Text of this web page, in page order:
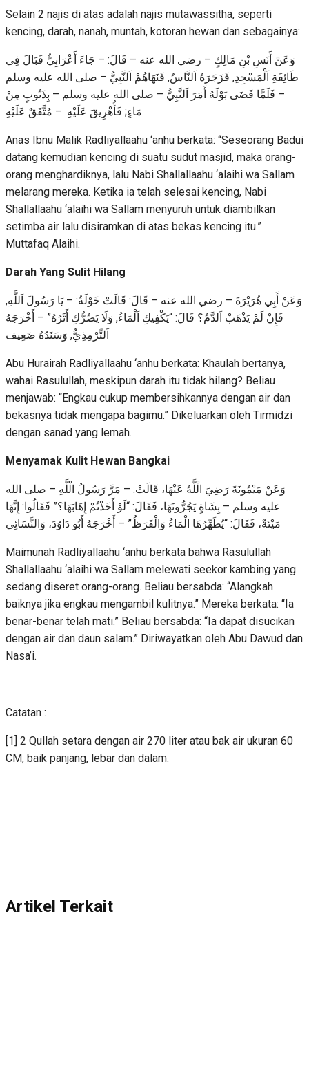
Selain 2 najis di atas adalah najis mutawassitha, seperti
kencing, darah, nanah, muntah, kotoran hewan dan sebagainya:
وَعَنْ أَنَسِ بْنِ مَالِكٍ – رضي الله عنه – قَالَ: – جَاءَ أَعْرَابِيٌّ فَبَالَ فِي
طَائِفَةِ اَلْمَسْجِدِ, فَزَجَرَهُ اَلنَّاسُ, فَنَهَاهُمْ اَلنَّبِيُّ – صلى الله عليه وسلم
– فَلَمَّا قَضَى بَوْلَهُ أَمَرَ اَلنَّبِيُّ – صلى الله عليه وسلم – بِذَنُوبٍ مِنْ
مَاءٍ; فَأُهْرِيقَ عَلَيْهِ. – مُتَّفَقٌ عَلَيْهِ
Anas Ibnu Malik Radliyallaahu ‘anhu berkata: “Seseorang Badui
datang kemudian kencing di suatu sudut masjid, maka orang-
orang menghardiknya, lalu Nabi Shallallaahu ‘alaihi wa Sallam
melarang mereka. Ketika ia telah selesai kencing, Nabi
Shallallaahu ‘alaihi wa Sallam menyuruh untuk diambilkan
setimba air lalu disiramkan di atas bekas kencing itu.”
Muttafaq Alaihi.
Darah Yang Sulit Hilang
وَعَنْ أَبِي هُرَيْرَةَ – رضي الله عنه – قَالَ: قَالَتْ خَوْلَةُ: – يَا رَسُولَ اَللَّهِ,
فَإِنْ لَمْ يَذْهَبْ اَلدَّمُ؟ قَالَ: “يَكْفِيكِ اَلْمَاءُ, وَلَا يَضُرُّكِ أَثَرُهُ” – أَخْرَجَهُ
اَلتِّرْمِذِيُّ, وَسَنَدُهُ ضَعِيف
Abu Hurairah Radliyallaahu ‘anhu berkata: Khaulah bertanya,
wahai Rasulullah, meskipun darah itu tidak hilang? Beliau
menjawab: “Engkau cukup membersihkannya dengan air dan
bekasnya tidak mengapa bagimu.” Dikeluarkan oleh Tirmidzi
dengan sanad yang lemah.
Menyamak Kulit Hewan Bangkai
وَعَنْ مَيْمُونَةَ رَضِيَ الْلَّهُ عَنْهَا، قَالَتْ: – مَرَّ رَسُولُ الْلَّهِ – صلى الله
عليه وسلم – بِشَاةٍ يَجُرُّونَهَا، فَقَالَ: “لَوْ أَخَذْتُمْ إِهَابَهَا؟” فَقَالُوا: إِنَّهَا
مَيْتَةٌ، فَقَالَ: “يُطَهِّرُهَا الْمَاءُ وَالْقَرَظُ” – أَخْرَجَهُ أَبُو دَاوُدَ، وَالنَّسَائِي
Maimunah Radliyallaahu ‘anhu berkata bahwa Rasulullah
Shallallaahu ‘alaihi wa Sallam melewati seekor kambing yang
sedang diseret orang-orang. Beliau bersabda: “Alangkah
baiknya jika engkau mengambil kulitnya.” Mereka berkata: “Ia
benar-benar telah mati.” Beliau bersabda: “Ia dapat disucikan
dengan air dan daun salam.” Diriwayatkan oleh Abu Dawud dan
Nasa’i.
Catatan :
[1] 2 Qullah setara dengan air 270 liter atau bak air ukuran 60
CM, baik panjang, lebar dan dalam.
Artikel Terkait